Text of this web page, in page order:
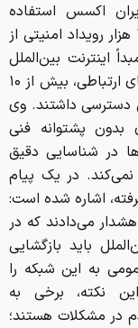
اکسس استفاده
می‌کنند. - به‌طور معمول روزانه حدود ۳۵۰ هزار رویداد امنیتی از
رویداد از مبداً اینترنت بین‌الملل
ثبت می‌شود. - حتی در دوران محدودیت‌های ارتباطی، بیش از ۱۰
دسترسی داشتند. وی
پشتوانه فنی
در شناسایی دقیق
در یک پیام
اشاره شده است:
می‌دادند که در
باید بازگشایی
به این شبکه را
نکته، برخی به
در مشکلات هستند؛